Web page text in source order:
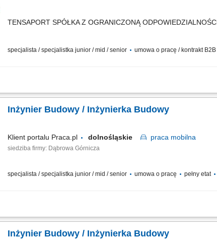
TENSAPORT SPÓŁKA Z OGRANICZONĄ
specjalista / specjalistka junior / mid / senior umowa o pracę / kontrakt B2B
Zadania: Operacyjny nadzór nad robotami ziemnymi, żelbetowymi i
Inżynier Budowy / Inżynierka Budowy
Klient portalu Praca.pl dolnośląskie praca mobilna
siedziba firmy: Dąbrowa Górnicza
specjalista / specjalistka junior / mid / senior umowa o pracę pełny etat
Ścisła współpraca z Kierownikiem budowy przy realizacji robót zgodnie z
Inżynier Budowy / Inżynierka Budowy